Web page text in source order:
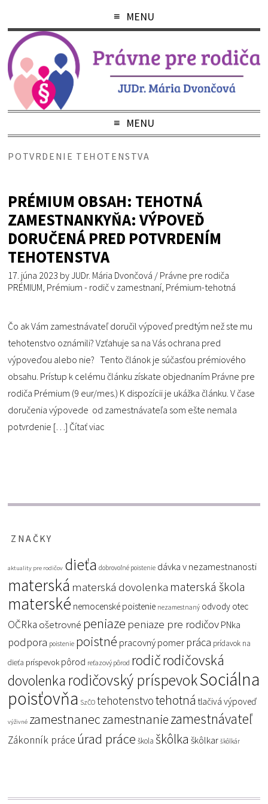
MENU
MENU
POTVRDENIE TEHOTENSTVA
PRÉMIUM OBSAH: TEHOTNÁ
ZAMESTNANKYŇA: VÝPOVEĎ
DORUČENÁ PRED POTVRDENÍM
TEHOTENSTVA
17. júna 2023 byJUDr. Mária Dvončová / Právne pre rodiča
PRÉMIUM, Prémium - rodič v zamestnaní, Prémium-tehotná
Čo ak Vám zamestnávateľ doručil výpoveď predtým než ste mu
tehotenstvo oznámili? Vzťahuje sa na Vás ochrana pred
výpoveďou alebo nie? Tento článok je súčasťou prémiového
obsahu. Prístup k celému článku získate objednaním Právne pre
rodiča Prémium (9 eur/mes.) K dispozícii je ukážka článku. V čase
doručenia výpovede od zamestnávateľa som ešte nemala
potvrdenie […]Čítať viac
ZNAČKY
aktuality pre rodičov dieťa dobrovoľné poistenie dávka v nezamestnanosti
materská materská dovolenka materská škola
materské nemocenské poistenie nezamestnaný odvody otec
OČRka ošetrovné peniaze peniaze pre rodičov PNka
podpora poistenie poistné pracovný pomer práca prídavok na
dieťa príspevok pôrod reťazový pôrod rodičrodičovská
dovolenka rodičovský príspevokSociálna
poisťovňa SzČO tehotenstvotehotná tlačivá výpoveď
výživné zamestnaneczamestnaniezamestnávateľ
Zákonník práce úrad práce škola škôlka škôlkar škôlkár